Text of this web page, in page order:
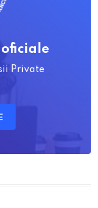
Private